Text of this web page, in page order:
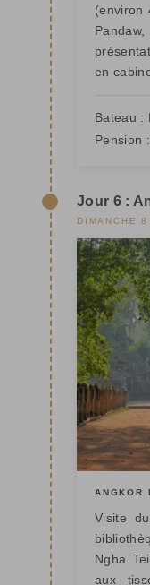
(environ
en
Bateau :
Pension :
Jour 6 :
DIMANCHE 8
ANGKOR
Visite
Ngha
aux